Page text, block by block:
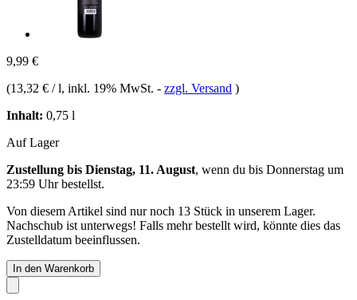
9,99 €
(13,32 € / l, inkl. 19% MwSt. - zzgl. Versand )
Inhalt: 0,75 l
Auf Lager
Zustellung bis Dienstag, 11. August, wenn du bis Donnerstag um
23:59 Uhrbestellst.
Von diesem Artikel sind nur noch 13 Stück in unserem Lager.
Nachschub ist unterwegs! Falls mehr bestellt wird, könnte dies das
Zustelldatum beeinflussen.
In den Warenkorb